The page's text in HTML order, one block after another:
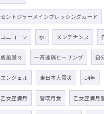
セントジャーメインブレッシングカード
ユニコーン 水 メンテナンス
威風堂々 一斉遠隔ヒーリング 自
エンジェル 東日本大震災 14年
乙女座満月 皆既月食 乙女座満月